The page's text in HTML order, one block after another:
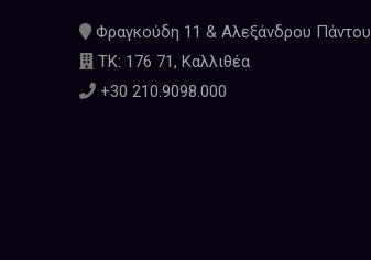
Φραγκούδη 11 & Αλεξάνδρου Πάντου
ΤΚ: 176 71, Καλλιθέα
+30 210.9098.000